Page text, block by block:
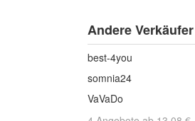
Andere Verkäufer
best-4you
somnia24
VaVaDo